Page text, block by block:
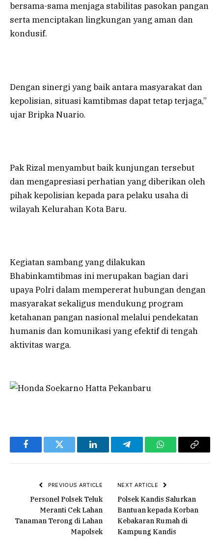
bersama-sama menjaga stabilitas pasokan pangan
serta menciptakan lingkungan yang aman dan
kondusif.
Dengan sinergi yang baik antara masyarakat dan
kepolisian, situasi kamtibmas dapat tetap terjaga,”
ujar Bripka Nuario.
Pak Rizal menyambut baik kunjungan tersebut
dan mengapresiasi perhatian yang diberikan oleh
pihak kepolisian kepada para pelaku usaha di
wilayah Kelurahan Kota Baru.
Kegiatan sambang yang dilakukan
Bhabinkamtibmas ini merupakan bagian dari
upaya Polri dalam mempererat hubungan dengan
masyarakat sekaligus mendukung program
ketahanan pangan nasional melalui pendekatan
humanis dan komunikasi yang efektif di tengah
aktivitas warga.
FacebookTwitter LinkedInTelegramWhatsAppCopy
PREVIOUS ARTICLE
Personel Polsek Teluk
Meranti Cek Lahan
Tanaman Terong di Lahan
Mapolsek
NEXT ARTICLE
Polsek Kandis Salurkan
Bantuan kepada Korban
Kebakaran Rumah di
Kampung Kandis